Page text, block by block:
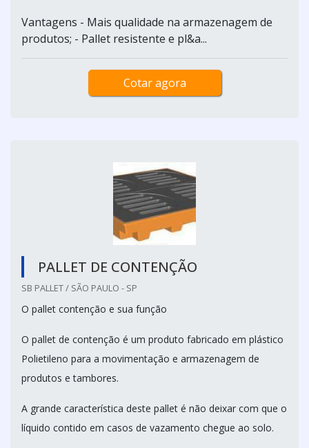
Vantagens - Mais qualidade na armazenagem de
produtos; - Pallet resistente e pl&a...
Cotar agora
PALLET DE CONTENÇÃO
SB PALLET / SÃO PAULO - SP
O pallet contenção e sua função
O pallet de contenção é um produto fabricado em plástico
Polietileno para a movimentação e armazenagem de
produtos e tambores.
A grande característica deste pallet é não deixar com que o
líquido contido em casos de vazamento chegue ao solo.